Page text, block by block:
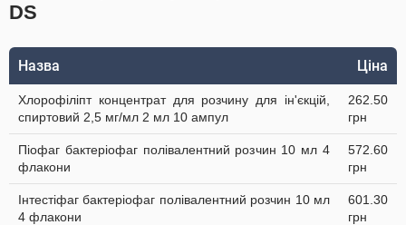
DS
Назва Ціна
Хлорофіліпт концентрат для розчину для ін'єкцій,
спиртовий 2,5 мг/мл 2 мл 10 ампул
262.50
грн
Піофаг бактеріофаг полівалентний розчин 10 мл 4
флакони
572.60
грн
Інтестіфаг бактеріофаг полівалентний розчин 10 мл
4 флакони
601.30
грн